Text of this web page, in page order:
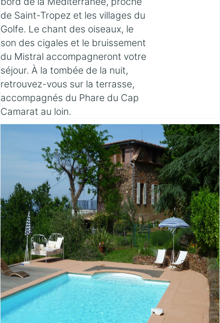
de Saint-Tropez et les villages du
Golfe. Le chant des oiseaux, le
son des cigales et le bruissement
du Mistral accompagneront votre
séjour. À la tombée de la nuit,
retrouvez-vous sur la terrasse,
accompagnés du Phare du Cap
Camarat au loin.